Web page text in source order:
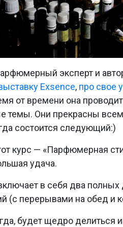
эксперт и
Exsence, про свое
от времени она
темы. Они прекрасны
состоится следующий:)
курс — «Парфюмерная
удача.
в себя два полных
(с перерывами на обед и
будет щедро